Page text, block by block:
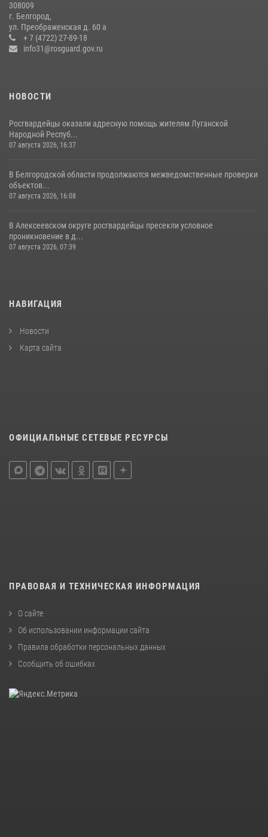
В Белгороде росгвардейцы приняли участие в круглом столе с
представителем Российского общества «Знание»
17 июля 2026, 07:10
308009
г. Белгород,
ул. Преображенская д. 60 а
+ 7 (4722) 27-89-18
info31@rosguard.gov.ru
НОВОСТИ
Росгвардейцы оказали адресную помощь жителям Луганской
Народной Респуб...
07 августа 2026, 16:37
В Белгородской области продолжаются межведомственные проверки
объектов...
07 августа 2026, 16:08
В Алексеевском округе росгвардейцы пресекли условное
проникновение в д...
07 августа 2026, 07:39
НАВИГАЦИЯ
Новости
Карта сайта
ОФИЦИАЛЬНЫЕ СЕТЕВЫЕ РЕСУРСЫ
ПРАВОВАЯ И ТЕХНИЧЕСКАЯ ИНФОРМАЦИЯ
О сайте
Об использовании информации сайта
Правила обработки персональных данных
Сообщить об ошибках